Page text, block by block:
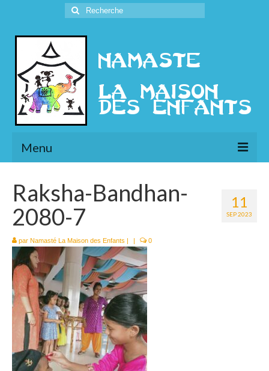
Rechercher
:
Menu
Présentation
l’Ethique
Historique
Le Népal
Documents
Parrainages
Missions 2023
11
SEP 2023
Raksha-Bandhan-
2080-7
par Namasté La Maison des Enfants | | 0